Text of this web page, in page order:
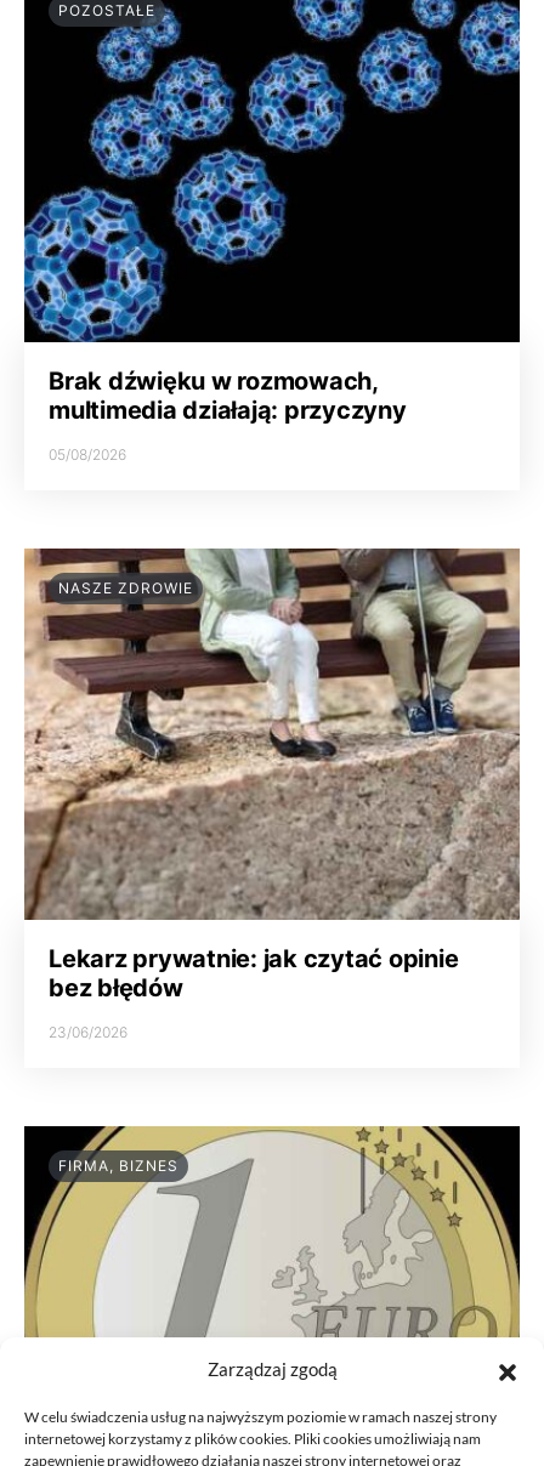
Zarządzaj zgodą
W celu świadczenia usług na najwyższym poziomie w ramach naszej strony
internetowej korzystamy z plików cookies. Pliki cookies umożliwiają nam
zapewnienie prawidłowego działania naszej strony internetowej oraz
POZOSTAŁE
Brak dźwięku w rozmowach,
multimedia działają: przyczyny
05/08/2026
NASZE ZDROWIE
Lekarz prywatnie: jak czytać opinie
bez błędów
23/06/2026
FIRMA, BIZNES